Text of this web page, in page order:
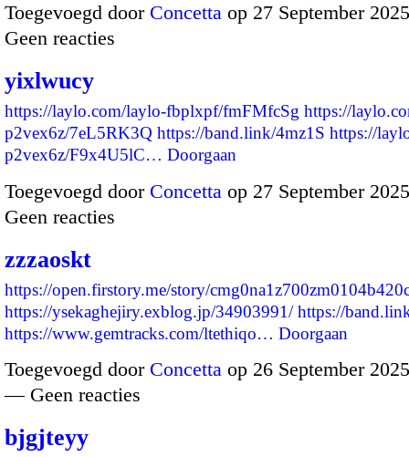
Toegevoegd door Concetta op 27 September
Geen reacties
yixlwucy
https://laylo.com/laylo-fbplxpf/fmFMfcSg https://
p2vex6z/7eL5RK3Q https://band.link/4mz1S https://
p2vex6z/F9x4U5lC… Doorgaan
Toegevoegd door Concetta op 27 September
Geen reacties
zzzaoskt
https://open.firstory.me/story/
https://ysekaghejiry.exblog.jp/34903991/ https://
https://www.gemtracks.com/ltethiqo… Doorgaan
Toegevoegd door Concetta op 26 September
— Geen reacties
bjgjteyy